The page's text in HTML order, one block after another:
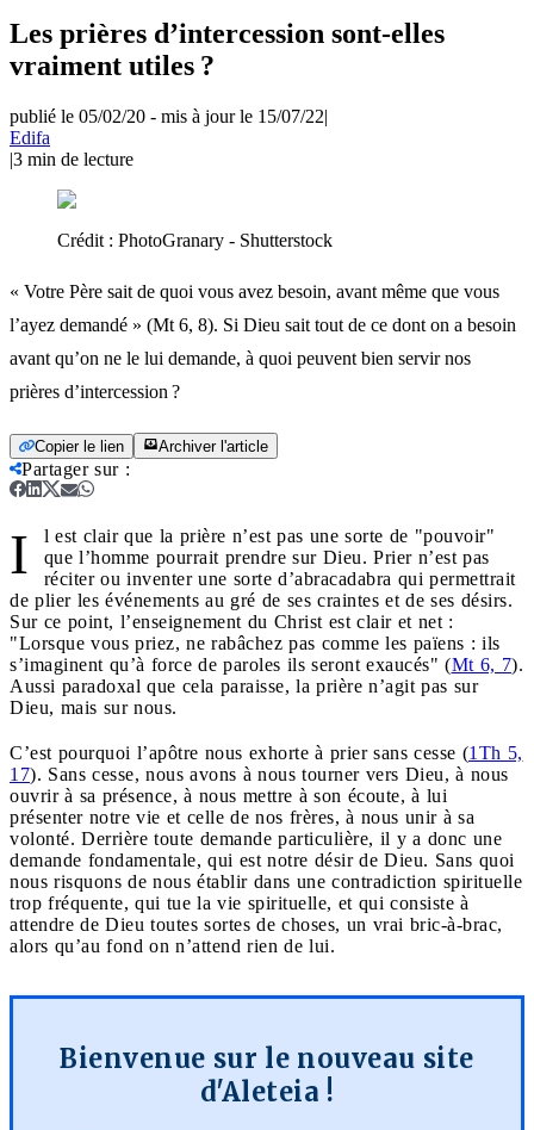
Les prières d’intercession sont-elles
vraiment utiles ?
publié le 05/02/20 - mis à jour le 15/07/22|
Edifa
|3 min de lecture
Crédit : PhotoGranary - Shutterstock
« Votre Père sait de quoi vous avez besoin, avant même que vous
l’ayez demandé » (Mt 6, 8). Si Dieu sait tout de ce dont on a besoin
avant qu’on ne le lui demande, à quoi peuvent bien servir nos
prières d’intercession ?
Copier le lien Archiver l'article
Partager sur:
I
l est clair que la prière n’est pas une sorte de "pouvoir"
que l’homme pourrait prendre sur Dieu. Prier n’est pas
réciter ou inventer une sorte d’abracadabra qui permettrait
de plier les événements au gré de ses craintes et de ses désirs.
Sur ce point, l’enseignement du Christ est clair et net :
"Lorsque vous priez, ne rabâchez pas comme les païens : ils
s’imaginent qu’à force de paroles ils seront exaucés" (Mt 6, 7).
Aussi paradoxal que cela paraisse, la prière n’agit pas sur
Dieu, mais sur nous.
C’est pourquoi l’apôtre nous exhorte à prier sans cesse (1Th 5,
17). Sans cesse, nous avons à nous tourner vers Dieu, à nous
ouvrir à sa présence, à nous mettre à son écoute, à lui
présenter notre vie et celle de nos frères, à nous unir à sa
volonté. Derrière toute demande particulière, il y a donc une
demande fondamentale, qui est notre désir de Dieu. Sans quoi
nous risquons de nous établir dans une contradiction spirituelle
trop fréquente, qui tue la vie spirituelle, et qui consiste à
attendre de Dieu toutes sortes de choses, un vrai bric-à-brac,
alors qu’au fond on n’attend rien de lui.
Bienvenue sur le nouveau site
d'Aleteia !